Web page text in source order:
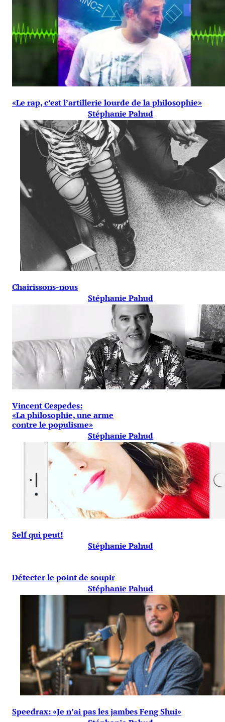
«Le rap, c’est l’artillerie lourde de la philosophie»
Stéphanie Pahud
Chairissons-nous
Stéphanie Pahud
Vincent Cespedes:
«La philosophie, une arme
contre le populisme»
Stéphanie Pahud
Self qui peut!
Stéphanie Pahud
Détecter le point de soupir
Stéphanie Pahud
Speedrax: «Je n’ai pas les jambes Feng Shui»